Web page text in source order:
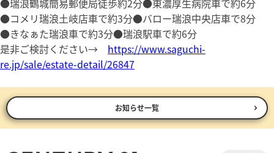
●瑞浪鶴城簡易郵便局徒歩約2分●東濃厚生病院車で約6分
●コメリ瑞浪土岐店車で約3分●バロー瑞浪中央店車で8分
●きなぁた瑞浪車で約3分●瑞浪駅車で約6分
是非ご検討ください→ https://www.saguchi-
re.jp/sale/estate-detail/26847
お知らせ一覧